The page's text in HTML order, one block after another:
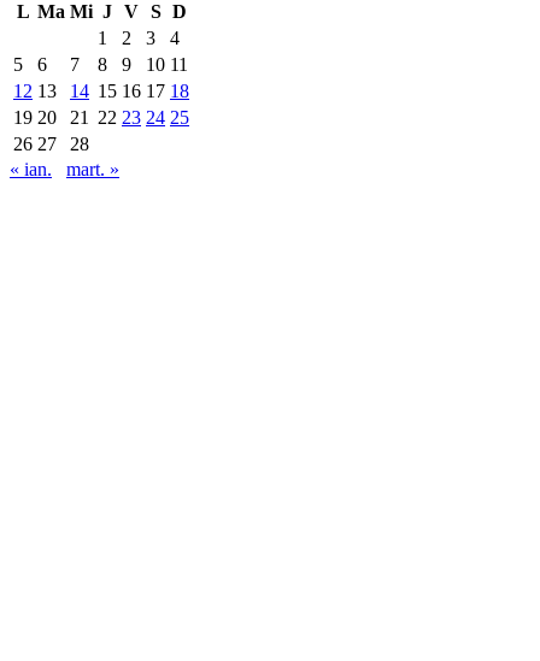
L Ma Mi J V S D
1
2 3
4
5
6 7 8 9 10 11
12 13 14 15 16 17 18
19 20 21 22 23 24 25
26 27
28
« ian.
mart. »